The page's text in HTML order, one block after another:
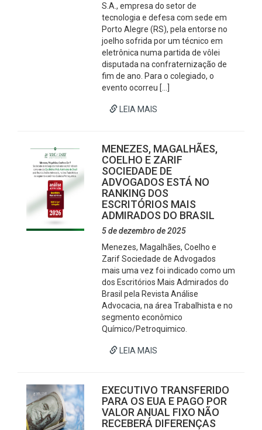
S.A., empresa do setor de
tecnologia e defesa com sede em
Porto Alegre (RS), pela entorse no
joelho sofrida por um técnico em
eletrônica numa partida de vôlei
disputada na confraternização de
fim de ano. Para o colegiado, o
evento ocorreu […]
LEIA MAIS
MENEZES, MAGALHÃES,
COELHO E ZARIF
SOCIEDADE DE
ADVOGADOS ESTÁ NO
RANKING DOS
ESCRITÓRIOS MAIS
ADMIRADOS DO BRASIL
5 de dezembro de 2025
Menezes, Magalhães, Coelho e
Zarif Sociedade de Advogados
mais uma vez foi indicado como um
dos Escritórios Mais Admirados do
Brasil pela Revista Análise
Advocacia, na área Trabalhista e no
segmento econômico
Químico/Petroquimico.
LEIA MAIS
EXECUTIVO TRANSFERIDO
PARA OS EUA E PAGO POR
VALOR ANUAL FIXO NÃO
RECEBERÁ DIFERENÇAS